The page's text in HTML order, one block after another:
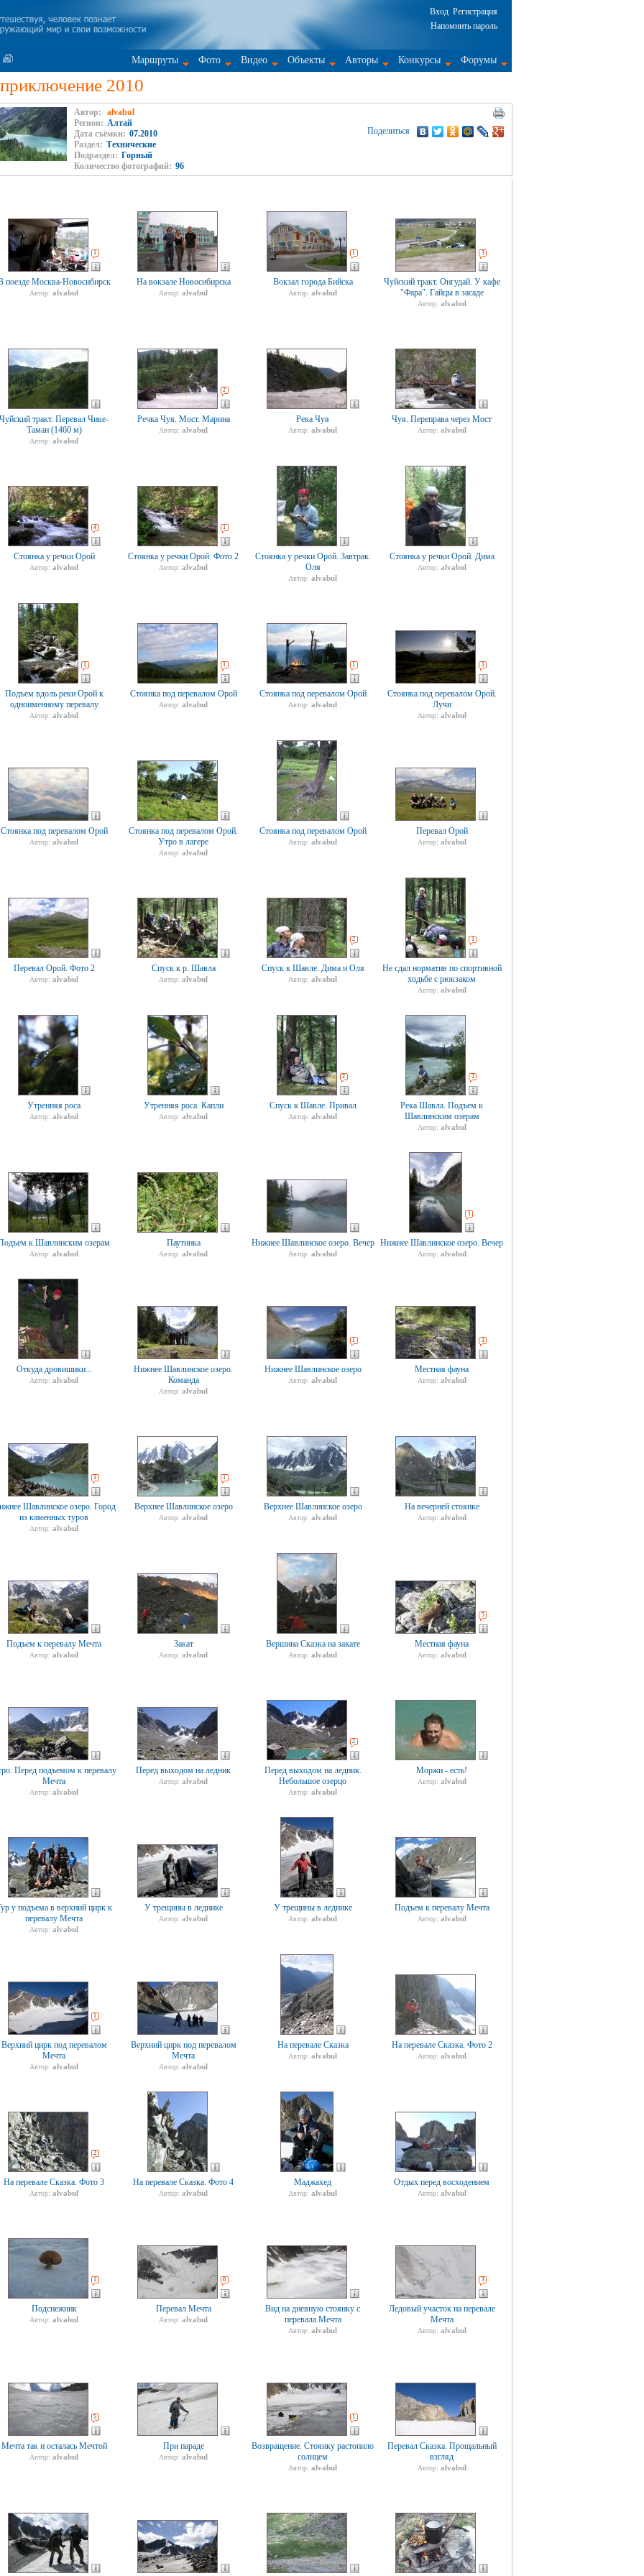
Вход Регистрация
Напомнить пароль
Маршруты Фото Видео Объекты Авторы Конкурсы Форумы
2010
Автор:
alvabul
Регион: Алтай
Дата съёмки: 07.2010
Раздел: Технические
Подраздел: Горный
Количество фотографий: 96
Поделиться
1
поезде Москва-Новосибирск
Автор: alvabul
На вокзале Новосибирска
Автор: alvabul
1
Вокзал города Бийска
Автор: alvabul
3
Чуйский тракт. Онгудай. У кафе
"Фара". Гайцы в засаде
Автор: alvabul
Чуйский тракт. Перевал Чике-
Таман (1460 м)
Автор: alvabul
2
Речка Чуя. Мост. Марина
Автор: alvabul
Река Чуя
Автор: alvabul
Чуя. Переправа через Мост
Автор: alvabul
4
Стоянка у речки Орой
Автор: alvabul
1
Стоянка у речки Орой. Фото 2
Автор: alvabul
Стоянка у речки Орой. Завтрак.
Оля
Автор: alvabul
Стоянка у речки Орой. Дима
Автор: alvabul
1
Подъем вдоль реки Орой к
одноименному перевалу
Автор: alvabul
1
Стоянка под перевалом Орой
Автор: alvabul
1
Стоянка под перевалом Орой
Автор: alvabul
1
Стоянка под перевалом Орой.
Лучи
Автор: alvabul
Стоянка под перевалом Орой
Автор: alvabul
Стоянка под перевалом Орой.
Утро в лагере
Автор: alvabul
Стоянка под перевалом Орой
Автор: alvabul
Перевал Орой
Автор: alvabul
Перевал Орой. Фото 2
Автор: alvabul
Спуск к р. Шавла
Автор: alvabul
2
Спуск к Шавле. Дима и Оля
Автор: alvabul
1
Не сдал норматив по спортивной
ходьбе с рюкзаком
Автор: alvabul
Утренняя роса
Автор: alvabul
Утренняя роса. Капли
Автор: alvabul
2
Спуск к Шавле. Привал
Автор: alvabul
2
Река Шавла. Подъем к
Шавлинским озерам
Автор: alvabul
к Шавлинским озерам
Автор: alvabul
Паутинка
Автор: alvabul
Нижнее Шавлинское озеро. Вечер
Автор: alvabul
1
Нижнее Шавлинское озеро. Вечер
Автор: alvabul
Откуда дровишики...
Автор: alvabul
Нижнее Шавлинское озеро.
Команда
Автор: alvabul
1
Нижнее Шавлинское озеро
Автор: alvabul
1
Местная фауна
Автор: alvabul
1
Шавлинское озеро. Город
из каменных туров
Автор: alvabul
1
Верхнее Шавлинское озеро
Автор: alvabul
Верхнее Шавлинское озеро
Автор: alvabul
На вечерней стоянке
Автор: alvabul
Подъем к перевалу Мечта
Автор: alvabul
Закат
Автор: alvabul
Вершина Сказка на закате
Автор: alvabul
5
Местная фауна
Автор: alvabul
Перед подъемом к перевалу
Мечта
Автор: alvabul
Перед выходом на ледник
Автор: alvabul
2
Перед выходом на ледник.
Небольшое озерцо
Автор: alvabul
Моржи - есть!
Автор: alvabul
у подъема в верхний цирк к
перевалу Мечта
Автор: alvabul
У трещины в леднике
Автор: alvabul
У трещины в леднике
Автор: alvabul
Подъем к перевалу Мечта
Автор: alvabul
1
Верхний цирк под перевалом
Мечта
Автор: alvabul
Верхний цирк под перевалом
Мечта
Автор: alvabul
На перевале Сказка
Автор: alvabul
На перевале Сказка. Фото 2
Автор: alvabul
2
На перевале Сказка. Фото 3
Автор: alvabul
На перевале Сказка. Фото 4
Автор: alvabul
Маджахед
Автор: alvabul
Отдых перед восходением
Автор: alvabul
1
Подснежник
Автор: alvabul
6
Перевал Мечта
Автор: alvabul
Вид на дневную стоянку с
перевала Мечта
Автор: alvabul
3
Ледовый участок на перевале
Мечта
Автор: alvabul
5
Мечта так и осталась Мечтой
Автор: alvabul
При параде
Автор: alvabul
1
Возвращение. Стоянку растопило
солнцем
Автор: alvabul
Перевал Сказка. Прощальный
взгляд
Автор: alvabul